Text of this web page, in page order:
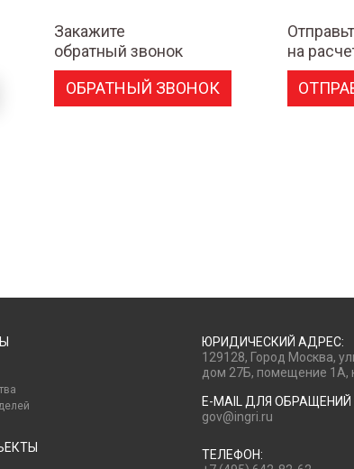
Закажите
обратный звонок
ОБРАТНЫЙ ЗВОНОК
на
ЮРИДИЧЕСКИЙ АДРЕС:
129128, Город Москва,
дом 27Б, помещение 1А,
E-MAIL ДЛЯ ОБРАЩЕНИЙ
gov@ingri.ru
ТЕЛЕФОН: